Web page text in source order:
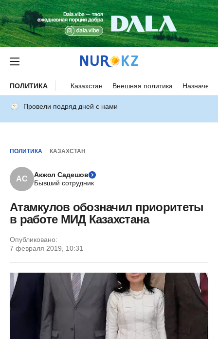
ПОЛИТИКА Казахстан Внешняя политика
Провели подряд дней с нами
ПОЛИТИКА КАЗАХСТАН
АС
Акжол Садешов
Бывший сотрудник
Атамкулов обозначил приоритеты
в работе МИД Казахстана
Опубликовано:
7 февраля 2019, 10:31